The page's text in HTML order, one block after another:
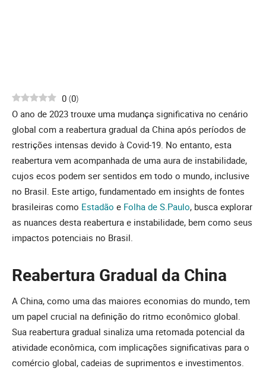
0 (0)
O ano de 2023 trouxe uma mudança significativa no cenário
global com a reabertura gradual da China após períodos de
restrições intensas devido à Covid-19. No entanto, esta
reabertura vem acompanhada de uma aura de instabilidade,
cujos ecos podem ser sentidos em todo o mundo, inclusive
no Brasil. Este artigo, fundamentado em insights de fontes
brasileiras como Estadão e Folha de S.Paulo, busca explorar
as nuances desta reabertura e instabilidade, bem como seus
impactos potenciais no Brasil.
Reabertura Gradual da China
A China, como uma das maiores economias do mundo, tem
um papel crucial na definição do ritmo econômico global.
Sua reabertura gradual sinaliza uma retomada potencial da
atividade econômica, com implicações significativas para o
comércio global, cadeias de suprimentos e investimentos.